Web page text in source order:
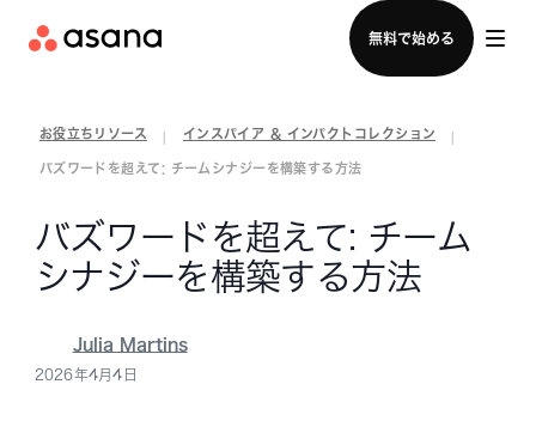
無料で始める
セールスチームに問い合わせる
お役立ちリソース インスパイア & インパクトコレクション
バズワードを超えて: チームシナジーを構築する方法
バズワードを超えて: チーム
シナジーを構築する方法
Julia Martins
2026年4月4日